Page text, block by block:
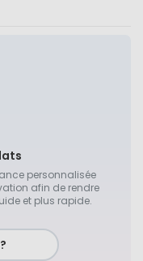
personnalisée
afin de rendre
et plus rapide.